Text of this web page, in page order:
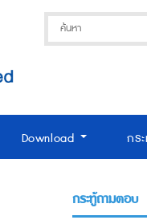
Download กร
กระทู้ถามตอบ